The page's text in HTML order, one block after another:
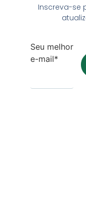
Inscreva-se
Seu melhor
e-mail*